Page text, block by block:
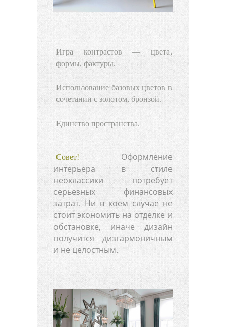
Игра контрастов — цвета,
формы, фактуры.
Использование базовых цветов в
сочетании с золотом, бронзой.
Единство пространства.
Совет!
Оформление
интерьера в стиле
неоклассики потребует
серьезных финансовых
затрат. Ни в коем случае не
стоит экономить на отделке и
обстановке, иначе дизайн
получится дизгармоничным
и не целостным.